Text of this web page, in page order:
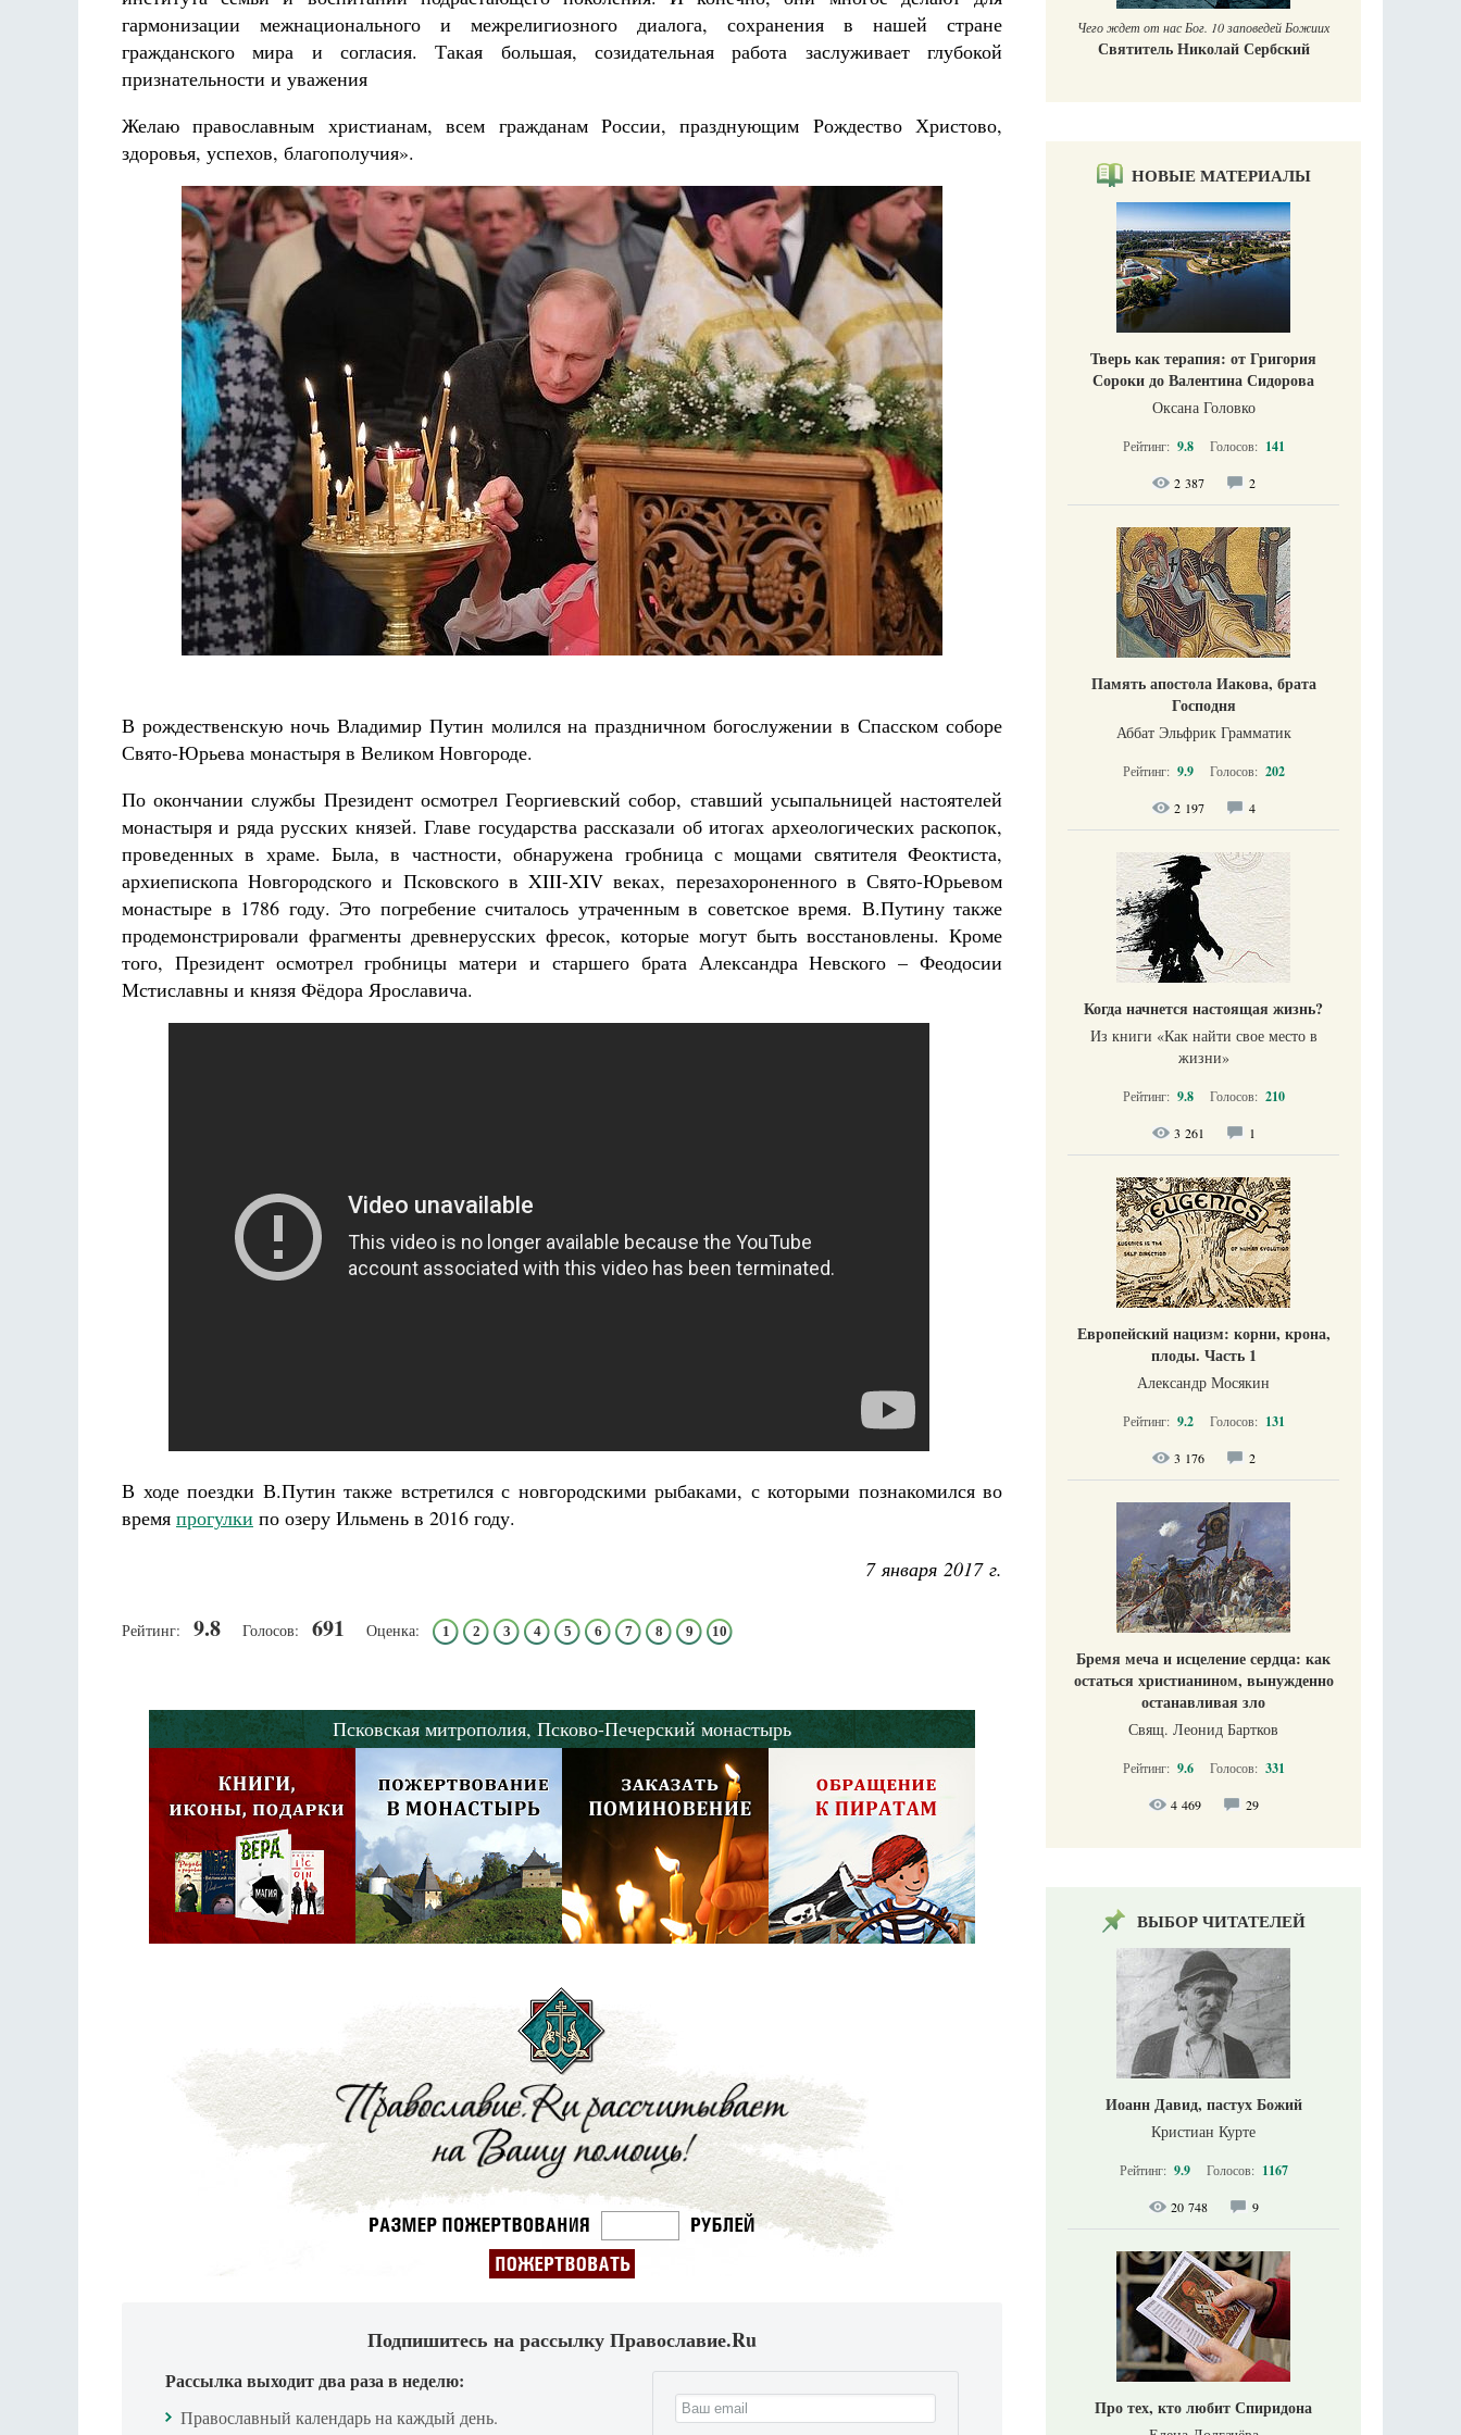
гармонизации межнационального и межрелигиозного диалога, сохранения в нашей стране
гражданского мира и согласия. Такая большая, созидательная работа заслуживает глубокой
признательности и уважения
Желаю православным христианам, всем гражданам России, празднующим Рождество Христово,
здоровья, успехов, благополучия».
В рождественскую ночь Владимир Путин молился на праздничном богослужении в Спасском соборе
Свято-Юрьева монастыря в Великом Новгороде.
По окончании службы Президент осмотрел Георгиевский собор, ставший усыпальницей настоятелей
монастыря и ряда русских князей. Главе государства рассказали об итогах археологических раскопок,
проведенных в храме. Была, в частности, обнаружена гробница с мощами святителя Феоктиста,
архиепископа Новгородского и Псковского в XIII-XIV веках, перезахороненного в Свято-Юрьевом
монастыре в 1786 году. Это погребение считалось утраченным в советское время. В.Путину также
продемонстрировали фрагменты древнерусских фресок, которые могут быть восстановлены. Кроме
того, Президент осмотрел гробницы матери и старшего брата Александра Невского – Феодосии
Мстиславны и князя Фёдора Ярославича.
В ходе поездки В.Путин также встретился с новгородскими рыбаками, с которыми познакомился во
время прогулки по озеру Ильмень в 2016 году.
7 января 2017 г.
Рейтинг: 9.8 Голосов: 691 Оценка: 1 2 3 4 5 6 7 8 9 10
Псковская митрополия, Псково-Печерский монастырь
Подпишитесь на рассылку Православие.Ru
Рассылка выходит два раза в неделю:
Православный календарь на каждый день.
Разлуки не будет
Фредерика де Грааф Как найти своё место в жизни
Кирилл Мурышев
Роман Котов Чего ждет от нас Бог. 10 заповедей Божиих
Святитель Николай Сербский
НОВЫЕ МАТЕРИАЛЫ
Тверь как терапия: от Григория
Сороки до Валентина Сидорова
Оксана Головко
Рейтинг: 9.8 Голосов: 141
2 387 2
Память апостола Иакова, брата
Господня
Аббат Эльфрик Грамматик
Рейтинг: 9.9 Голосов: 202
2 197 4
Когда начнется настоящая жизнь?
Из книги «Как найти свое место в
жизни​»
Рейтинг: 9.8 Голосов: 210
3 261 1
Европейский нацизм: корни, крона,
плоды. Часть 1
Александр Мосякин
Рейтинг: 9.2 Голосов: 131
3 176 2
Бремя меча и исцеление сердца: как
остаться христианином, вынужденно
останавливая зло
Свящ. Леонид Бартков
Рейтинг: 9.6 Голосов: 331
4 469 29
ВЫБОР ЧИТАТЕЛЕЙ
Иоанн Давид, пастух Божий
Кристиан Курте
Рейтинг: 9.9 Голосов: 1167
20 748 9
Про тех, кто любит Спиридона